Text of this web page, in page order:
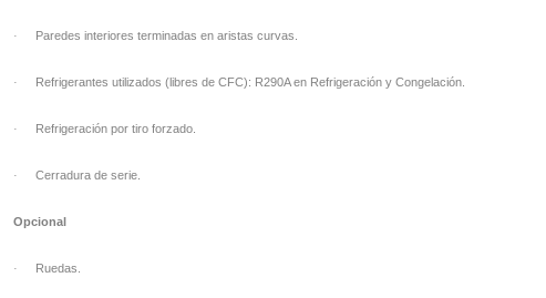
· Paredes interiores terminadas en aristas curvas.
· Refrigerantes utilizados (libres de CFC): R290A en Refrigeración y Congelación.
· Refrigeración por tiro forzado.
· Cerradura de serie.
Opcional
· Ruedas.